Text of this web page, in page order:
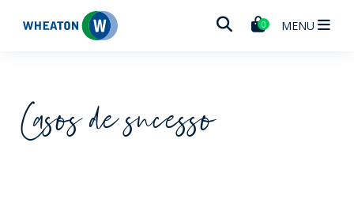
Wheaton 0 MENU
Casos de sucesso